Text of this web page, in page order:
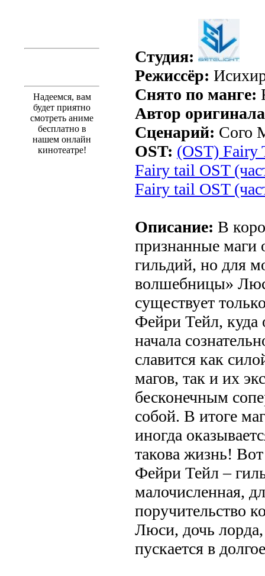
Надеемся, вам
будет приятно
смотреть аниме
бесплатно в
нашем онлайн
кинотеатре!
Студия:
Режиссёр:
Снято по манге:
Автор
Сценарий: Сого
OST: (OST) Fairy
Fairy tail OST
Fairy tail OST
Описание: В
признанные маги
гильдий, но для
волшебницы»
существует
Фейри Тейл, куда
начала
славится как
магов, так и их
бесконечным
собой. В итоге
иногда
такова жизнь!
Фейри Тейл –
малочисленная,
поручительство
Люси, дочь
пускается в